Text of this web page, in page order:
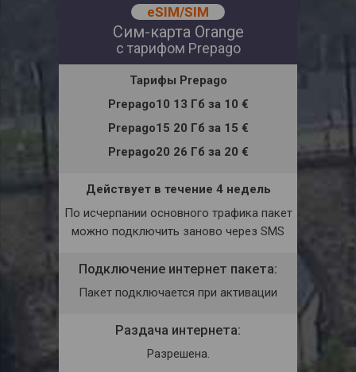
eSIM/SIM
Сим-карта Orange
с тарифом Prepago
Тарифы Prepago
Prepago10 13 Гб за10 €
Prepago15 20 Гб за15 €
Prepago20 26 Гб за20 €
Действует в течение 4 недель
По исчерпании основного трафика пакет
можно подключить заново через SMS
Подключение интернет пакета:
Пакет подключается при активации
Раздача интернета:
Разрешена.